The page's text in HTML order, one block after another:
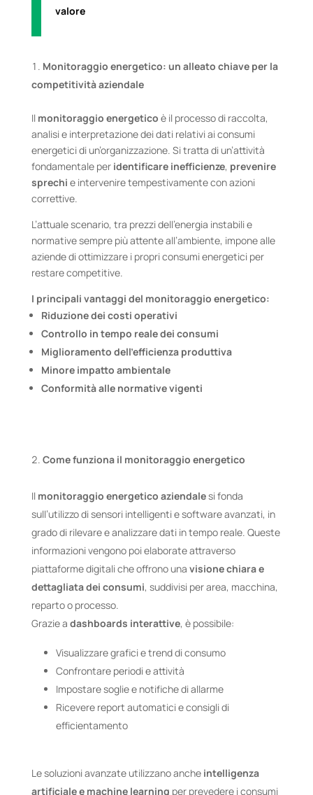
valore
Monitoraggio energetico: un alleato chiave per la
competitività aziendale
Il monitoraggio energetico è il processo di raccolta,
analisi e interpretazione dei dati relativi ai consumi
energetici di un’organizzazione. Si tratta di un’attività
fondamentale per identificare inefficienze, prevenire
sprechi e intervenire tempestivamente con azioni
correttive.
L’attuale scenario, tra prezzi dell’energia instabili e
normative sempre più attente all’ambiente, impone alle
aziende di ottimizzare i propri consumi energetici per
restare competitive.
I principali vantaggi del monitoraggio energetico:
Riduzione dei costi operativi
Controllo in tempo reale dei consumi
Miglioramento dell’efficienza produttiva
Minore impatto ambientale
Conformità alle normative vigenti
Come funziona il monitoraggio energetico
Il monitoraggio energetico aziendalesi fonda
sull’utilizzo di sensori intelligenti e software avanzati, in
grado di rilevare e analizzare dati in tempo reale. Queste
informazioni vengono poi elaborate attraverso
piattaforme digitali che offrono una visione chiara e
dettagliata dei consumi, suddivisi per area, macchina,
reparto o processo.
Grazie a dashboards interattive, è possibile:
Visualizzare grafici e trend di consumo
Confrontare periodi e attività
Impostare soglie e notifiche di allarme
Ricevere report automatici e consigli di
efficientamento
Le soluzioni avanzate utilizzano anche intelligenza
artificiale e machine learning per prevedere i consumi